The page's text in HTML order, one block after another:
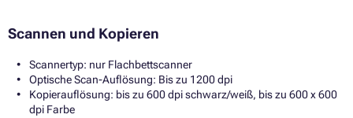
Scannen und Kopieren
Scannertyp: nur Flachbettscanner
Optische Scan-Auflösung: Bis zu 1200 dpi
Kopierauflösung: bis zu 600 dpi schwarz/weiß, bis zu 600 x 600
dpi Farbe